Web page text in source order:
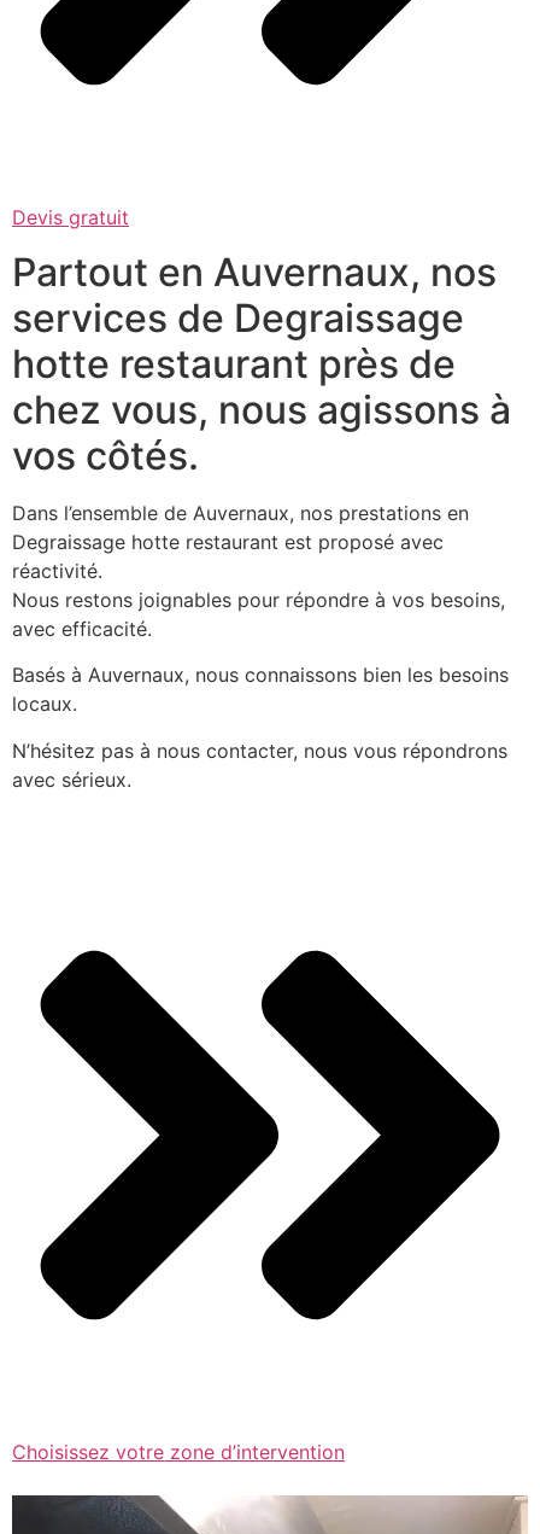
Devis gratuit
Partout en Auvernaux, nos
services de Degraissage
hotte restaurant près de
chez vous, nous agissons à
vos côtés.
Dans l’ensemble de Auvernaux, nos prestations en
Degraissage hotte restaurant est proposé avec
réactivité.
Nous restons joignables pour répondre à vos besoins,
avec efficacité.
Basés à Auvernaux, nous connaissons bien les besoins
locaux.
N’hésitez pas à nous contacter, nous vous répondrons
avec sérieux.
Choisissez votre zone d’intervention